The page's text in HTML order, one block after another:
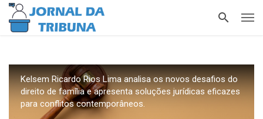
Kelsem Ricardo Rios Lima analisa os novos desafios do
direito de família e apresenta soluções jurídicas eficazes
para conflitos contemporâneos.